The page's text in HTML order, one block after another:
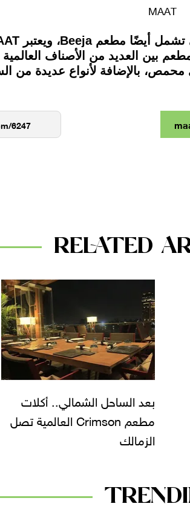
MAAT
بين العديد من الأصناف
بالإضافة لأنواع عديدة من
RELATED
بعد الساحل الشمالي.. أكلات
مطعم Crimson العالمية تصل
الزمالك